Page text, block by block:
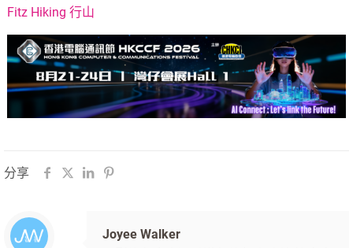
Fitz Hiking 行山
分享
Joyee Walker